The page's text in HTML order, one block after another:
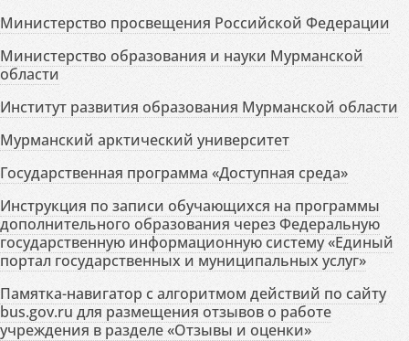
Министерство просвещения Российской Федерации
Министерство образования и науки Мурманской
области
Институт развития образования Мурманской области
Мурманский арктический университет
Государственная программа «Доступная среда»
Инструкция по записи обучающихся на программы
дополнительного образования через Федеральную
государственную информационную систему «Единый
портал государственных и муниципальных услуг»
Памятка-навигатор с алгоритмом действий по сайту
bus.gov.ru для размещения отзывов о работе
учреждения в разделе «Отзывы и оценки»